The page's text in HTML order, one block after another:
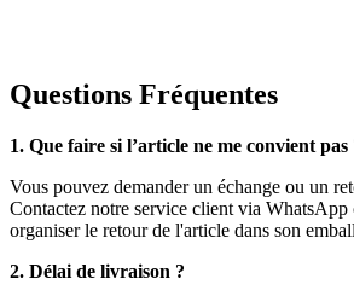
Questions Fréquentes
1. Que faire si l’article ne me convient pas
Vous pouvez demander un échange ou un
Contactez notre service client via WhatsApp
organiser le retour de l'article dans son
2. Délai de livraison ?